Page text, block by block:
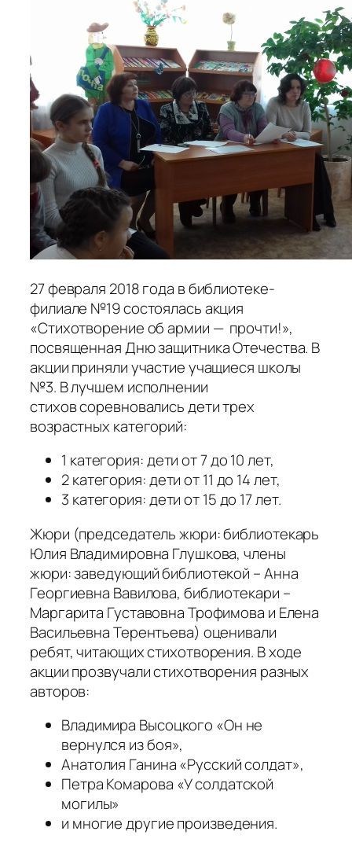
27 февраля 2018 года в библиотеке-
филиале №19 состоялась акция
«Стихотворение об армии — прочти!»,
посвященная Дню защитника Отечества. В
акции приняли участие учащиеся школы
№3. В лучшем исполнении
стихов соревновались дети трех
возрастных категорий:
1 категория: дети от 7 до 10 лет,
2 категория: дети от 11 до 14 лет,
3 категория: дети от 15 до 17 лет.
Жюри (председатель жюри: библиотекарь
Юлия Владимировна Глушкова, члены
жюри: заведующий библиотекой – Анна
Георгиевна Вавилова, библиотекари –
Маргарита Густавовна Трофимова и Елена
Васильевна Терентьева) оценивали
ребят, читающих стихотворения. В ходе
акции прозвучали стихотворения разных
авторов:
Владимира Высоцкого «Он не
вернулся из боя»,
Анатолия Ганина «Русский солдат»,
Петра Комарова «У солдатской
могилы»
и многие другие произведения.